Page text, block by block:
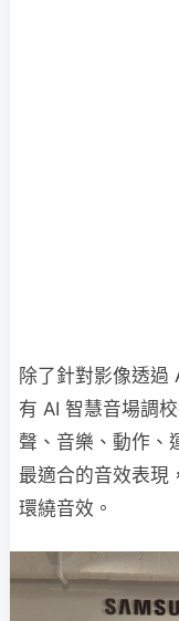
除了針對影像透過
有 AI 智慧音場調
聲、音樂、動作、
最適合的音效表現
環繞音效。